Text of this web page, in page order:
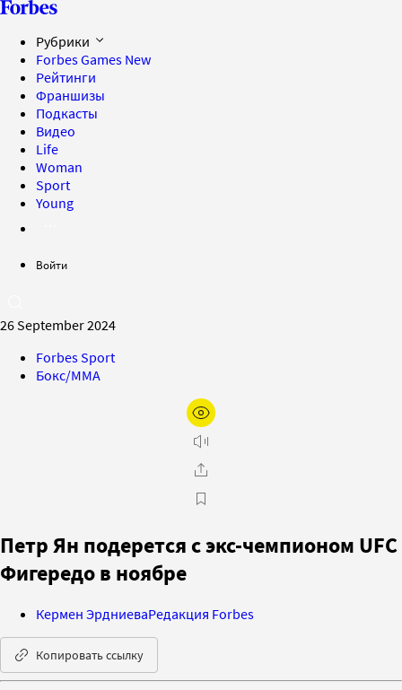
Рубрики
Forbes Games New
Рейтинги
Франшизы
Подкасты
Видео
Life
Woman
Sport
Young
Войти
26 September 2024
Forbes Sport
Бокс/MMA
Петр Ян подерется с экс-чемпионом UFC
Фигередо в ноябре
Кермен ЭрдниеваРедакция Forbes
Копировать ссылку